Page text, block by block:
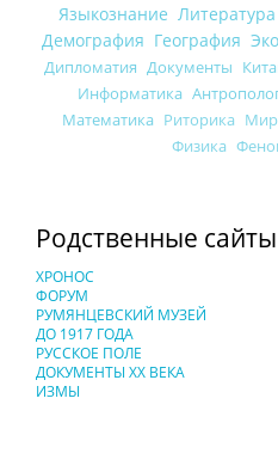
Языкознание Литература
Демография География
Дипломатия Документы
Информатика
Математика Риторика
Физика
Родственные сайты
ХРОНОС
ФОРУМ
РУМЯНЦЕВСКИЙ МУЗЕЙ
ДО 1917 ГОДА
РУССКОЕ ПОЛЕ
ДОКУМЕНТЫ XX ВЕКА
ИЗМЫ